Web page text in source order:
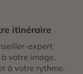
itinéraire
expert
votre image,
à votre rythme.